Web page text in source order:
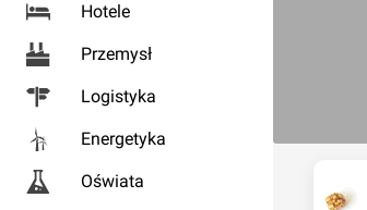
Hotele
Przemysł
Logistyka
Energetyka
Oświata